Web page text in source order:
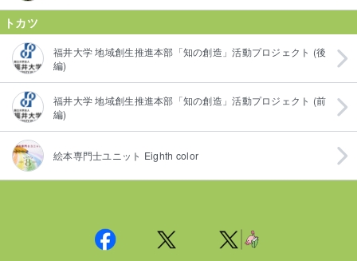
トカツ
福井大学 地域創生推進本部「知の創造」活動プロジェクト (後
編)
福井大学 地域創生推進本部「知の創造」活動プロジェクト (前
編)
絵本専門士ユニット Eighth color